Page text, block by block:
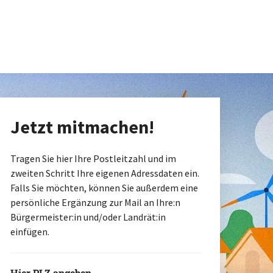
Jetzt mitmachen!
Tragen Sie hier Ihre Postleitzahl und im
zweiten Schritt Ihre eigenen Adressdaten ein.
Falls Sie möchten, können Sie außerdem eine
persönliche Ergänzung zur Mail an Ihre:n
Bürgermeister:in und/oder Landrät:in
einfügen.